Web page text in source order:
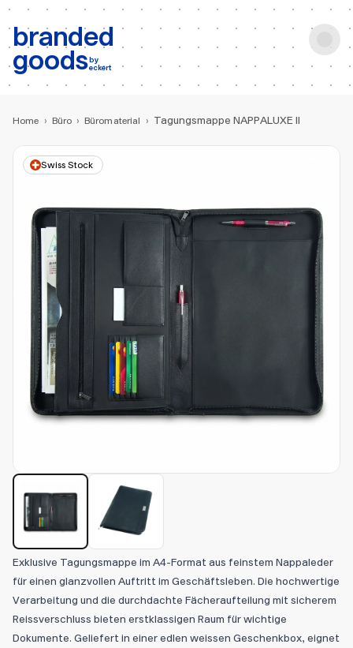
branded
goodsby
eckert
b: Produktsuche
Home › Büro › Büromaterial › Tagungsmappe NAPPALUXE II
Swiss Stock
Exklusive Tagungsmappe im A4-Format aus feinstem Nappaleder
für einen glanzvollen Auftritt im Geschäftsleben. Die hochwertige
Verarbeitung und die durchdachte Fächeraufteilung mit sicherem
Reissverschluss bieten erstklassigen Raum für wichtige
Dokumente. Geliefert in einer edlen weissen Geschenkbox, eignet